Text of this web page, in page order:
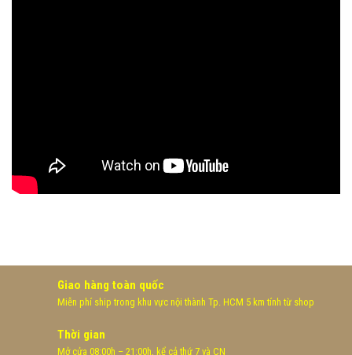
Giao hàng toàn quốc
Miễn phí ship trong khu vực nội thành Tp. HCM 5 km tính từ shop
Thời gian
Mở cửa 08:00h – 21:00h, kể cả thứ 7 và CN